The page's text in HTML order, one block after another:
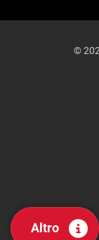
©
Altro